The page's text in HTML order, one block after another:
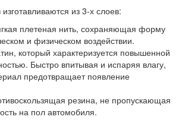
из 3-х слоев:
плетеная нить, сохраняющая форму
и физическом воздействии.
который характеризуется повышенной
Быстро впитывая и испаряя влагу,
предотвращает появление
резина, не пропускающая
на пол автомобиля.